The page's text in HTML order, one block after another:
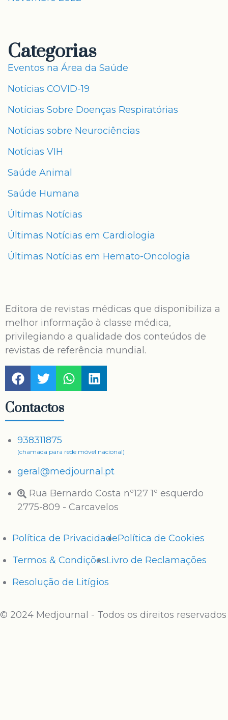
Categorias
Eventos na Área da Saúde
Notícias COVID-19
Notícias Sobre Doenças Respiratórias
Notícias sobre Neurociências
Notícias VIH
Saúde Animal
Saúde Humana
Últimas Notícias
Últimas Notícias em Cardiologia
Últimas Notícias em Hemato-Oncologia
Editora de revistas médicas que disponibiliza a
melhor informação à classe médica,
privilegiando a qualidade dos conteúdos de
revistas de referência mundial.
Contactos
938311875
(chamada para rede móvel nacional)
geral@medjournal.pt
Rua Bernardo Costa nº127 1º esquerdo
2775-809 - Carcavelos
Política de PrivacidadePolítica de Cookies
Termos & CondiçõesLivro de Reclamações
Resolução de Litígios
© 2024 Medjournal - Todos os direitos reservados